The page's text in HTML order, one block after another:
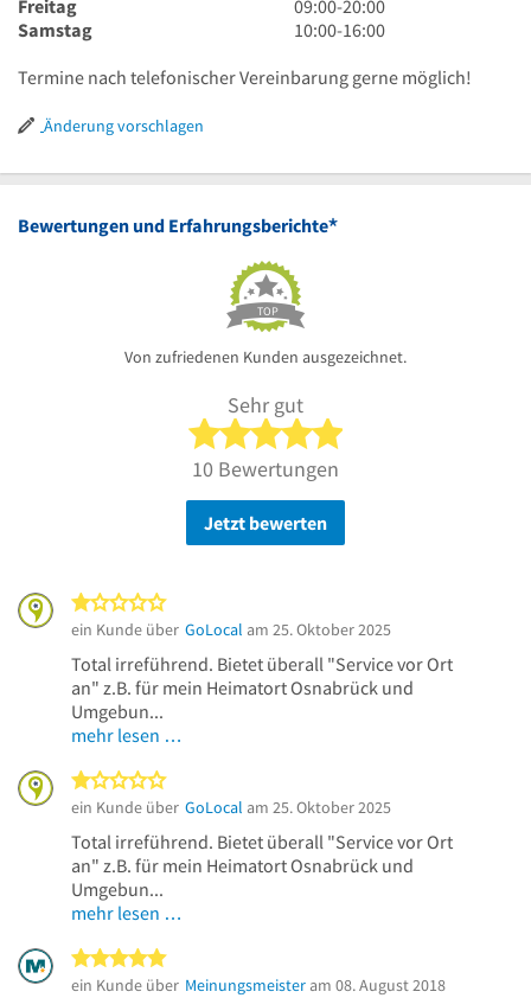
Uhr
20
bis
Uhr
Freitag
Uhr
20
09:00-20:00
Samstag
10
bis
10:00-16:00
Termine nach telefonischer Vereinbarung gerne möglich!
Änderung vorschlagen
Bewertungen und Erfahrungsberichte*
TOP
Von zufriedenen Kunden ausgezeichnet.
Sehr gut
5 von 5 Sternen
10 Bewertungen
Jetzt bewerten
ein Kunde über GoLocal am 25. Oktober 2025
Total irreführend. Bietet überall "Service vor Ort
an" z.B. für mein Heimatort Osnabrück und
Umgebun...
mehr lesen …
ein Kunde über GoLocal am 25. Oktober 2025
Total irreführend. Bietet überall "Service vor Ort
an" z.B. für mein Heimatort Osnabrück und
Umgebun...
mehr lesen …
ein Kunde über Meinungsmeister am 08. August 2018